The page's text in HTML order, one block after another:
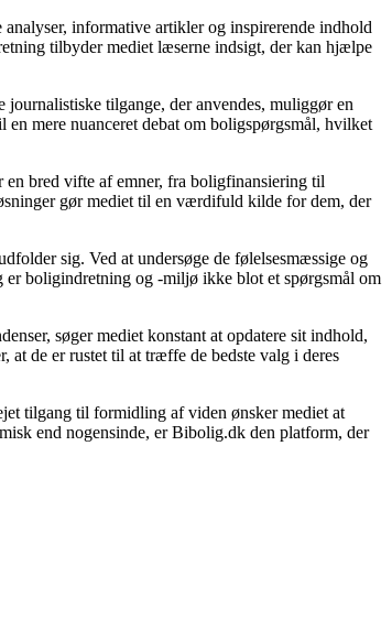
informative artikler og inspirerende indhold
tilbyder mediet læserne indsigt, der kan hjælpe
tilgange, der anvendes, muliggør en
mere nuanceret debat om boligspørgsmål, hvilket
bred vifte af emner, fra boligfinansiering til
gør mediet til en værdifuld kilde for dem, der
sig. Ved at undersøge de følelsesmæssige og
er boligindretning og -miljø ikke blot et spørgsmål om
søger mediet konstant at opdatere sit indhold,
at de er rustet til at træffe de bedste valg i deres
tilgang til formidling af viden ønsker mediet at
end nogensinde, er Bibolig.dk den platform, der